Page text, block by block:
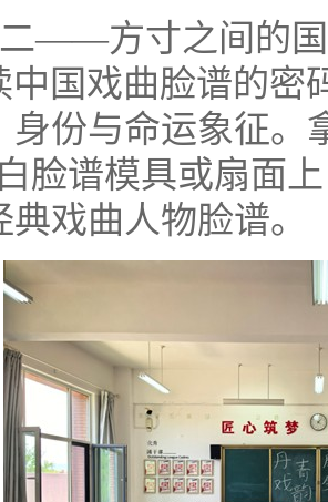
二——方寸之间的
中国戏曲脸谱的密
身份与命运象征。
脸谱模具或扇面
戏曲人物脸谱。